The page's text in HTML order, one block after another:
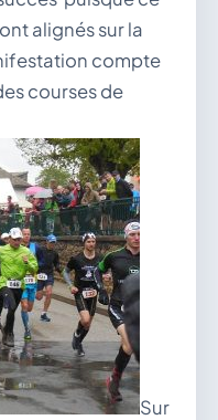
Douvres
alignés sur la
compte
courses de
Sur